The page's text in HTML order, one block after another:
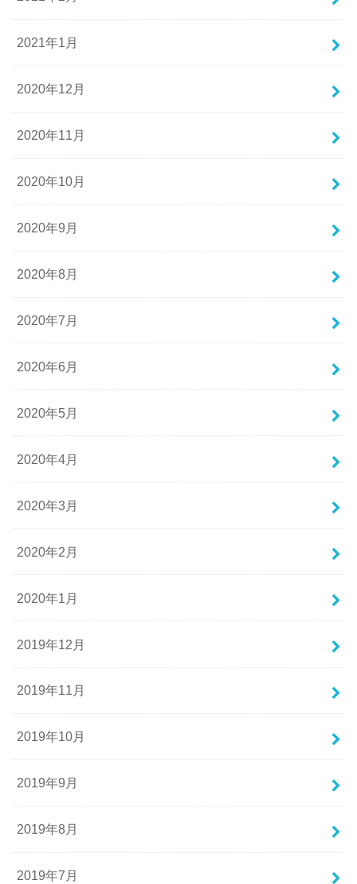
2021年1月
2020年12月
2020年11月
2020年10月
2020年9月
2020年8月
2020年7月
2020年6月
2020年5月
2020年4月
2020年3月
2020年2月
2020年1月
2019年12月
2019年11月
2019年10月
2019年9月
2019年8月
2019年7月